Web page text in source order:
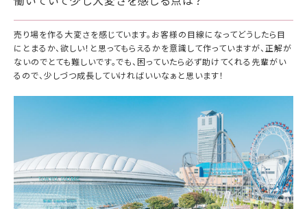
売り場を作る大変さを感じています。お客様の目線になってどうしたら目
にとまるか、欲しい！と思ってもらえるかを意識して作っていますが、正解が
ないのでとても難しいです。でも、困っていたら必ず助けてくれる先輩がい
るので、少しづつ成長していければいいなぁと思います！